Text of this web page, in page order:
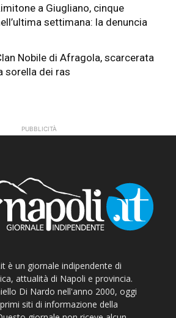
a Giugliano, cinque
settimana: la denuncia
Nobile di Afragola, scarcerata
sorella dei ras
PUBBLICITÀ
è un giornale indipendente di
attualità di Napoli e provincia.
Di Nardo nell'anno 2000, oggi
siti di informazione della